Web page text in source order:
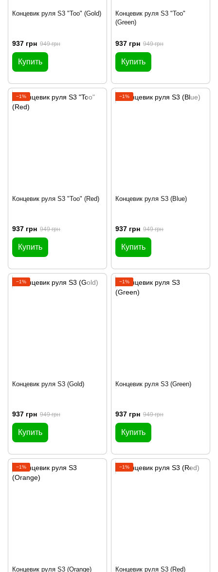
Концевик руля S3 "Too" (Gold)
937 грн 949 грн
Купить
Концевик руля S3 "Too"
(Green)
937 грн 949 грн
Купить
−1%
Концевик руля S3 "Too" (Red)
937 грн 949 грн
Купить
−1%
Концевик руля S3 (Blue)
937 грн 949 грн
Купить
−1%
Концевик руля S3 (Gold)
937 грн 949 грн
Купить
−1%
Концевик руля S3 (Green)
937 грн 949 грн
Купить
−1%
Концевик руля S3 (Orange)
−1%
Концевик руля S3 (Red)